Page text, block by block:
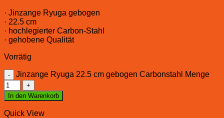
· Jinzange Ryuga gebogen
· 22.5 cm
· hochlegierter Carbon-Stahl
· gehobene Qualität
Vorrätig
Jinzange Ryuga 22.5 cm gebogen Carbonstahl Menge
In den Warenkorb
Quick View